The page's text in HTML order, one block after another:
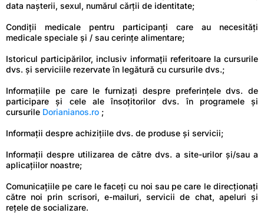
data nașterii, sexul, numărul cărții de identitate;
Condiții medicale pentru participanţi care au necesități
medicale speciale și / sau cerințe alimentare;
Istoricul participărilor, inclusiv informații referitoare la cursurile
dvs. și serviciile rezervate în legătură cu cursurile dvs.;
Informațiile pe care le furnizați despre preferințele dvs. de
participare și cele ale însoțitorilor dvs. în programele şi
cursurile Dorianianos.ro ;
Informații despre achizițiile dvs. de produse și servicii;
Informații despre utilizarea de către dvs. a site-urilor și/sau a
aplicațiilor noastre;
Comunicațiile pe care le faceți cu noi sau pe care le direcționați
către noi prin scrisori, e-mailuri, servicii de chat, apeluri și
rețele de socializare.